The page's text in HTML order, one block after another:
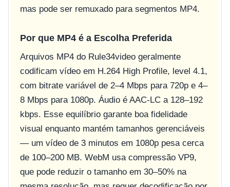
mas pode ser remuxado para segmentos MP4.
Por que MP4 é a Escolha Preferida
Arquivos MP4 do Rule34video geralmente
codificam vídeo em H.264 High Profile, level 4.1,
com bitrate variável de 2–4 Mbps para 720p e 4–
8 Mbps para 1080p. Áudio é AAC-LC a 128–192
kbps. Esse equilíbrio garante boa fidelidade
visual enquanto mantém tamanhos gerenciáveis
— um vídeo de 3 minutos em 1080p pesa cerca
de 100–200 MB. WebM usa compressão VP9,
que pode reduzir o tamanho em 30–50% na